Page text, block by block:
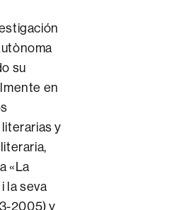
su
en
y
«La
la seva
2005) y